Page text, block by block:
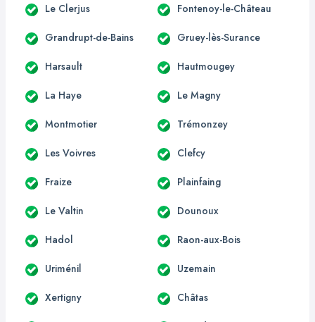
Le Clerjus Fontenoy-le-Château
Grandrupt-de-Bains Gruey-lès-Surance
Harsault Hautmougey
La Haye Le Magny
Montmotier Trémonzey
Les Voivres Clefcy
Fraize Plainfaing
Le Valtin Dounoux
Hadol Raon-aux-Bois
Uriménil Uzemain
Xertigny Châtas